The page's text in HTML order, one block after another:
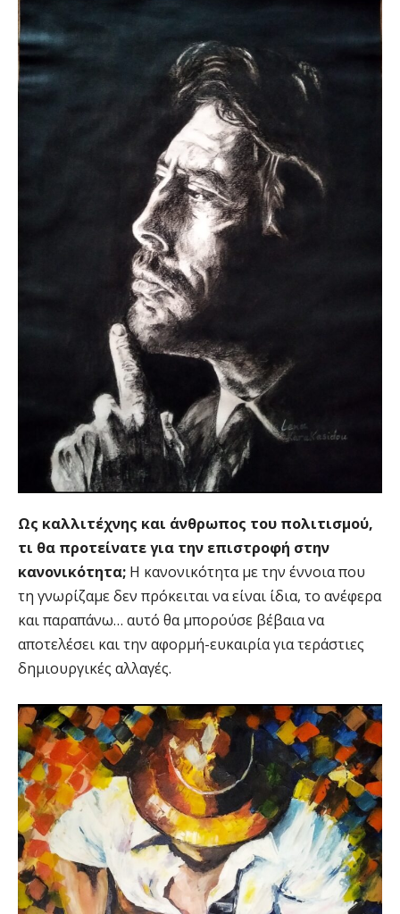
Ως καλλιτέχνης και άνθρωπος του πολιτισμού,
τι θα προτείνατε για την επιστροφή στην
κανονικότητα; Η κανονικότητα με την έννοια που
τη γνωρίζαμε δεν πρόκειται να είναι ίδια, το ανέφερα
και παραπάνω… αυτό θα μπορούσε βέβαια να
αποτελέσει και την αφορμή-ευκαιρία για τεράστιες
δημιουργικές αλλαγές.